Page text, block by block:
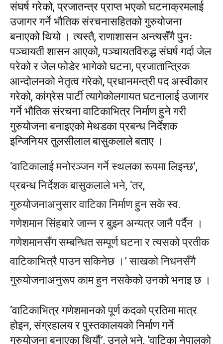
संघर्ष गरेको, प्रजातन्त्र प्राप्त भएको घटनाक्रमलाई
उजागर गर्ने भौतिक संरचनासहितको गुरुयोजना
बनाएको थियो । त्यस्तै, राणाशासन अन्त्यसँगै पुनः
पञ्चायती शासन आएको, पञ्चायतविरुद्ध संघर्ष गर्दा जेल
परेको र जेल फोडेर भागेको घटना, प्रजातान्त्रिक
आन्दोलनको नेतृत्व गरेको, प्रधानमन्त्री पद अस्वीकार
गरेको, कांग्रेस पार्टी त्यागेकोलगायत घटनालाई उजागर
गर्ने भौतिक संरचना वाटिकाभित्र निर्माण हुने गरी
गुरुयोजना बनाइएको मेथडका प्रबन्ध निर्देशक
इन्जिनियर तुलसीलाल बासुकलाले बताए ।
‘वाटिकालाई मनोरञ्जन गर्ने स्थलका रूपमा लिइन्छ’,
प्रबन्ध निर्देशक बासुकलाले भने, ‘तर,
गुरुयोजनाअनुसार वाटिका निर्माण हुन सके स्व.
गणेशमान सिंहबारे जान्न र बुझ्न अन्यत्र जानै पर्दैन ।
गणेशमानसँग सम्बन्धित सम्पूर्ण घटना र त्यसको प्रतीक
वाटिकाभित्रै पाउन सकिनेछ ।’ साखको निधनसँगै
गुरुयोजनाअनुरूप काम हुन नसकेको उनको भनाइ छ ।
‘वाटिकाभित्र गणेशमानको पूर्ण कदको प्रतिमा मात्र
होइन, संग्रहालय र पुस्तकालयको निर्माण गर्ने
गुरुयोजना बनाएका थियौं’, उनले भने, ‘वाटिका नेपालको